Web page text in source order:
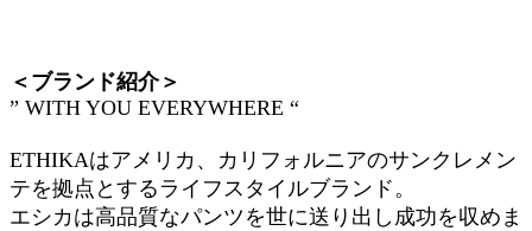
＜ブランド紹介＞
” WITH YOU EVERYWHERE “
ETHIKAはアメリカ、カリフォルニアのサンクレメン
テを拠点とするライフスタイルブランド。
エシカは高品質なパンツを世に送り出し成功を収めま